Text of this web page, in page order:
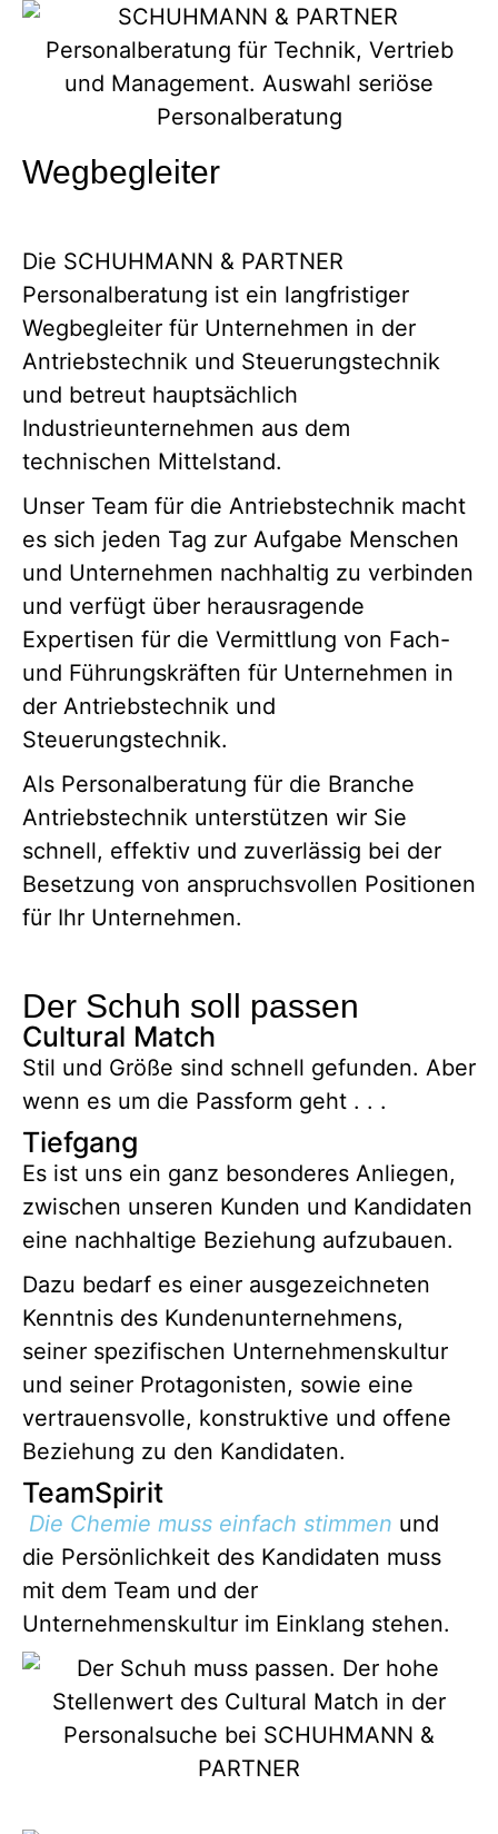
Wegbegleiter
Die SCHUHMANN & PARTNER
Personalberatung ist ein langfristiger
Wegbegleiter für Unternehmen in der
Antriebstechnik und Steuerungstechnik
und betreut hauptsächlich
Industrieunternehmen aus dem
technischen Mittelstand.
Unser Team für die Antriebstechnik macht
es sich jeden Tag zur Aufgabe Menschen
und Unternehmen nachhaltig zu verbinden
und verfügt über herausragende
Expertisen für die Vermittlung von Fach-
und Führungskräften für Unternehmen in
der Antriebstechnik und
Steuerungstechnik.
Als Personalberatung für die Branche
Antriebstechnik unterstützen wir Sie
schnell, effektiv und zuverlässig bei der
Besetzung von anspruchsvollen Positionen
für Ihr Unternehmen.
Der Schuh soll passen
Cultural Match
Stil und Größe sind schnell gefunden. Aber
wenn es um die Passform geht . . .
Tiefgang
Es ist uns ein ganz besonderes Anliegen,
zwischen unseren Kunden und Kandidaten
eine nachhaltige Beziehung aufzubauen.
Dazu bedarf es einer ausgezeichneten
Kenntnis des Kundenunternehmens,
seiner spezifischen Unternehmenskultur
und seiner Protagonisten, sowie eine
vertrauensvolle, konstruktive und offene
Beziehung zu den Kandidaten.
TeamSpirit
Die Chemie muss einfach stimmen und
die Persönlichkeit des Kandidaten muss
mit dem Team und der
Unternehmenskultur im Einklang stehen.